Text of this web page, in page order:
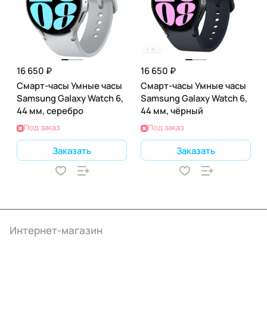
16 650 ₽
Смарт-часы Умные часы
Samsung Galaxy Watch 6,
44 мм, серебро
Под заказ
Заказать
16 650 ₽
Смарт-часы Умные часы
Samsung Galaxy Watch 6,
44 мм, чёрный
Под заказ
Заказать
Интернет-магазин